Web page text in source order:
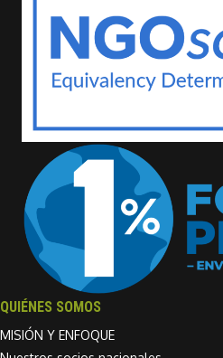
QUIÉNES SOMOS
MISIÓN Y ENFOQUE